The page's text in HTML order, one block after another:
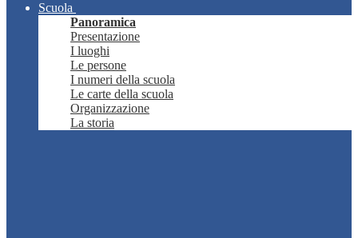
Scuola
Panoramica
Presentazione
I luoghi
Le persone
I numeri della scuola
Le carte della scuola
Organizzazione
La storia